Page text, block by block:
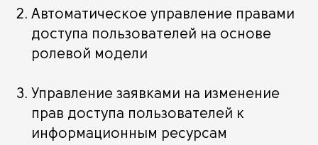
Автоматическое управление правами
доступа пользователей на основе
ролевой модели
Управление заявками на изменение
прав доступа пользователей к
информационным ресурсам